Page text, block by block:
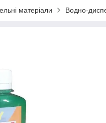
матеріали Водно-